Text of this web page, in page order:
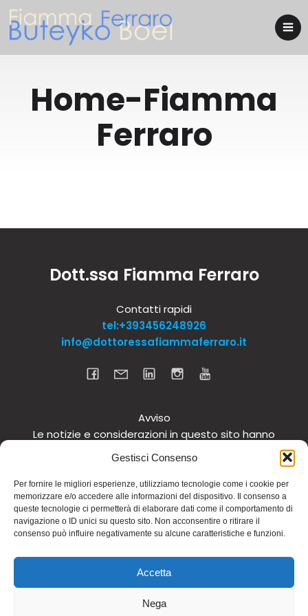
Gestisci Consenso
Per fornire le migliori esperienze, utilizziamo tecnologie come i cookie per
memorizzare e/o accedere alle informazioni del dispositivo. Il consenso a
queste tecnologie ci permetterà di elaborare dati come il comportamento di
navigazione o ID unici su questo sito. Non acconsentire o ritirare il
consenso può influire negativamente su alcune caratteristiche e funzioni.
Accetta
Nega
Home-Fiamma
Ferraro
Dott.ssa Fiamma Ferraro
Contatti rapidi
tel:+393456248926
info@dottoressafiammaferraro.it
Avviso
Le notizie e considerazioni in questo sito hanno
carattere informativo generale e non intendono in
alcun modo dare consigli medici. Si raccomanda di
non intraprendere o interrompere alcuna terapia o
assunzione o cambiamento di integratori o
tantomeno medicinali (nemmeno “naturali”) senza
una preventiva consultazione del proprio medico.
sito. Non si risponde inoltre in alcun modo in relazione
quali si rinvia.